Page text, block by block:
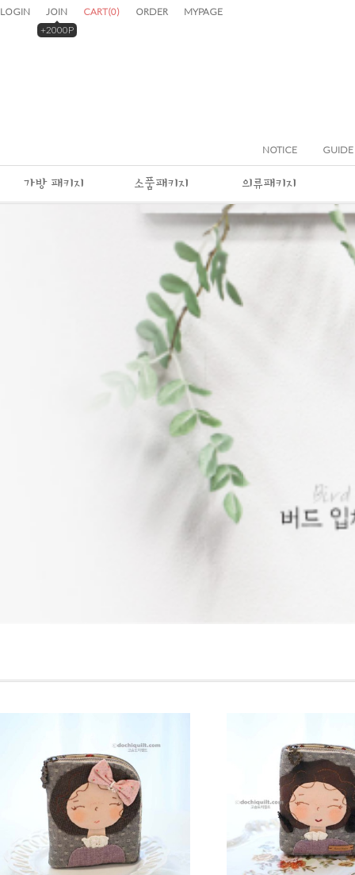
LOGIN
JOIN
+2000P
CART(0) ORDER MYPAGE
NOTICE GUIDE
가방 패키지 소품패키지 의류패키지